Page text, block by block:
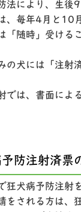
法により、生後
、毎年4月と10
「随時」受ける
の犬には「注射
では、書面によ
防注射済票
狂犬病予防注射
をされる方は、